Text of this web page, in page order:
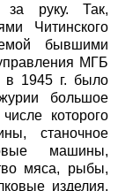
за руку. Так,
Читинского
бывшими
МГБ
1945 г. было
большое
которого
станочное
машины,
мяса, рыбы,
изделия,